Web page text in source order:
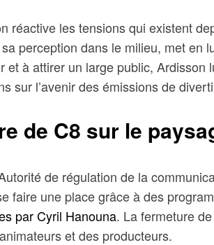
réactive les tensions qui existent
perception dans le milieu, met
à attirer un large public,
sur l’avenir des émissions de
de C8 sur le
de régulation de la
faire une place grâce à des
par Cyril Hanouna. La fermeture
et des producteurs.